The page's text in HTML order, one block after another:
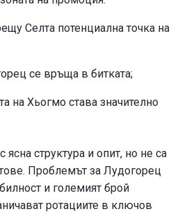
Селта потенциална точка на
се връща в битката;
на Хьогмо става значително
ясна структура и опит, но не са
Проблемът за Лудогорец
и големият брой
ротациите в ключов